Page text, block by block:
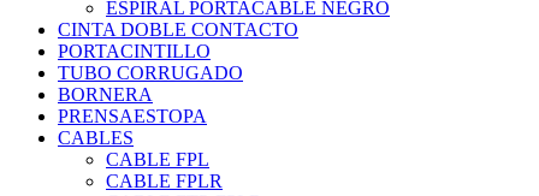
ESPIRAL PORTACABLE NEGRO
CINTA DOBLE CONTACTO
PORTACINTILLO
TUBO CORRUGADO
BORNERA
PRENSAESTOPA
CABLES
CABLE FPL
CABLE FPLR